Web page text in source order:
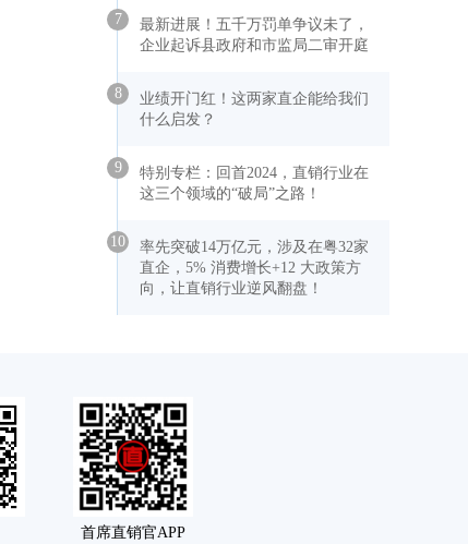
7
最新进展！五千万罚单争议未了，
企业起诉县政府和市监局二审开庭
8
业绩开门红！这两家直企能给我们
什么启发？
9
特别专栏：回首2024，直销行业在
这三个领域的“破局”之路！
10
率先突破14万亿元，涉及在粤32家
直企，5% 消费增长+12 大政策方
向，让直销行业逆风翻盘！
首席直销官APP